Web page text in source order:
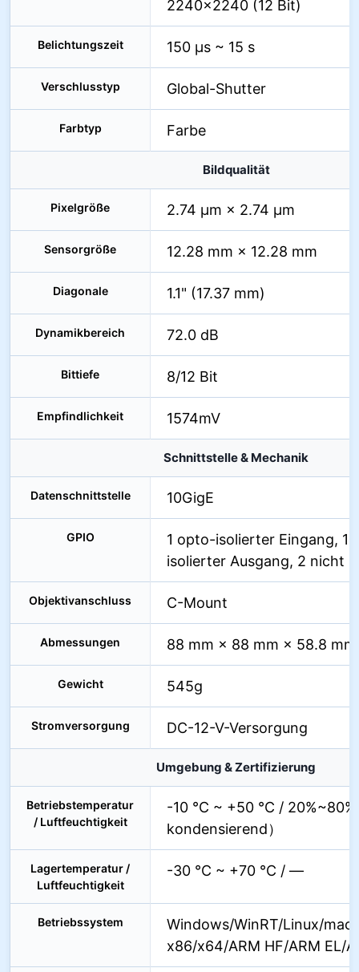
2240×2240 (12 Bit)
Belichtungszeit 150 µs ~ 15 s
Verschlusstyp Global-Shutter
Farbtyp Farbe
Bildqualität
Pixelgröße 2.74 µm × 2.74 µm
Sensorgröße 12.28 mm × 12.28 mm
Diagonale 1.1" (17.37 mm)
Dynamikbereich 72.0 dB
Bittiefe 8/12 Bit
Empfindlichkeit 1574mV
Schnittstelle & Mechanik
Datenschnittstelle 10GigE
GPIO
1 opto-isolierter Eingang, 1
isolierter Ausgang, 2 nicht
Objektivanschluss C-Mount
Abmessungen 88 mm × 88 mm × 58.8 mm
Gewicht 545g
Stromversorgung DC-12-V-Versorgung
Umgebung & Zertifizierung
Betriebstemperatur
/ Luftfeuchtigkeit
-10 °C ~ +50 °C /
kondensierend）
Lagertemperatur /
Luftfeuchtigkeit
-30 °C ~ +70 °C / —
Betriebssystem
Windows/WinRT/Linux/
x86/x64/ARM HF/ARM EL/